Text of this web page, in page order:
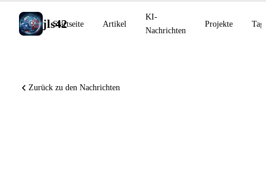
jls42
Startseite Artikel
KI-
Nachrichten
Projekte
Zurück zu den Nachrichten